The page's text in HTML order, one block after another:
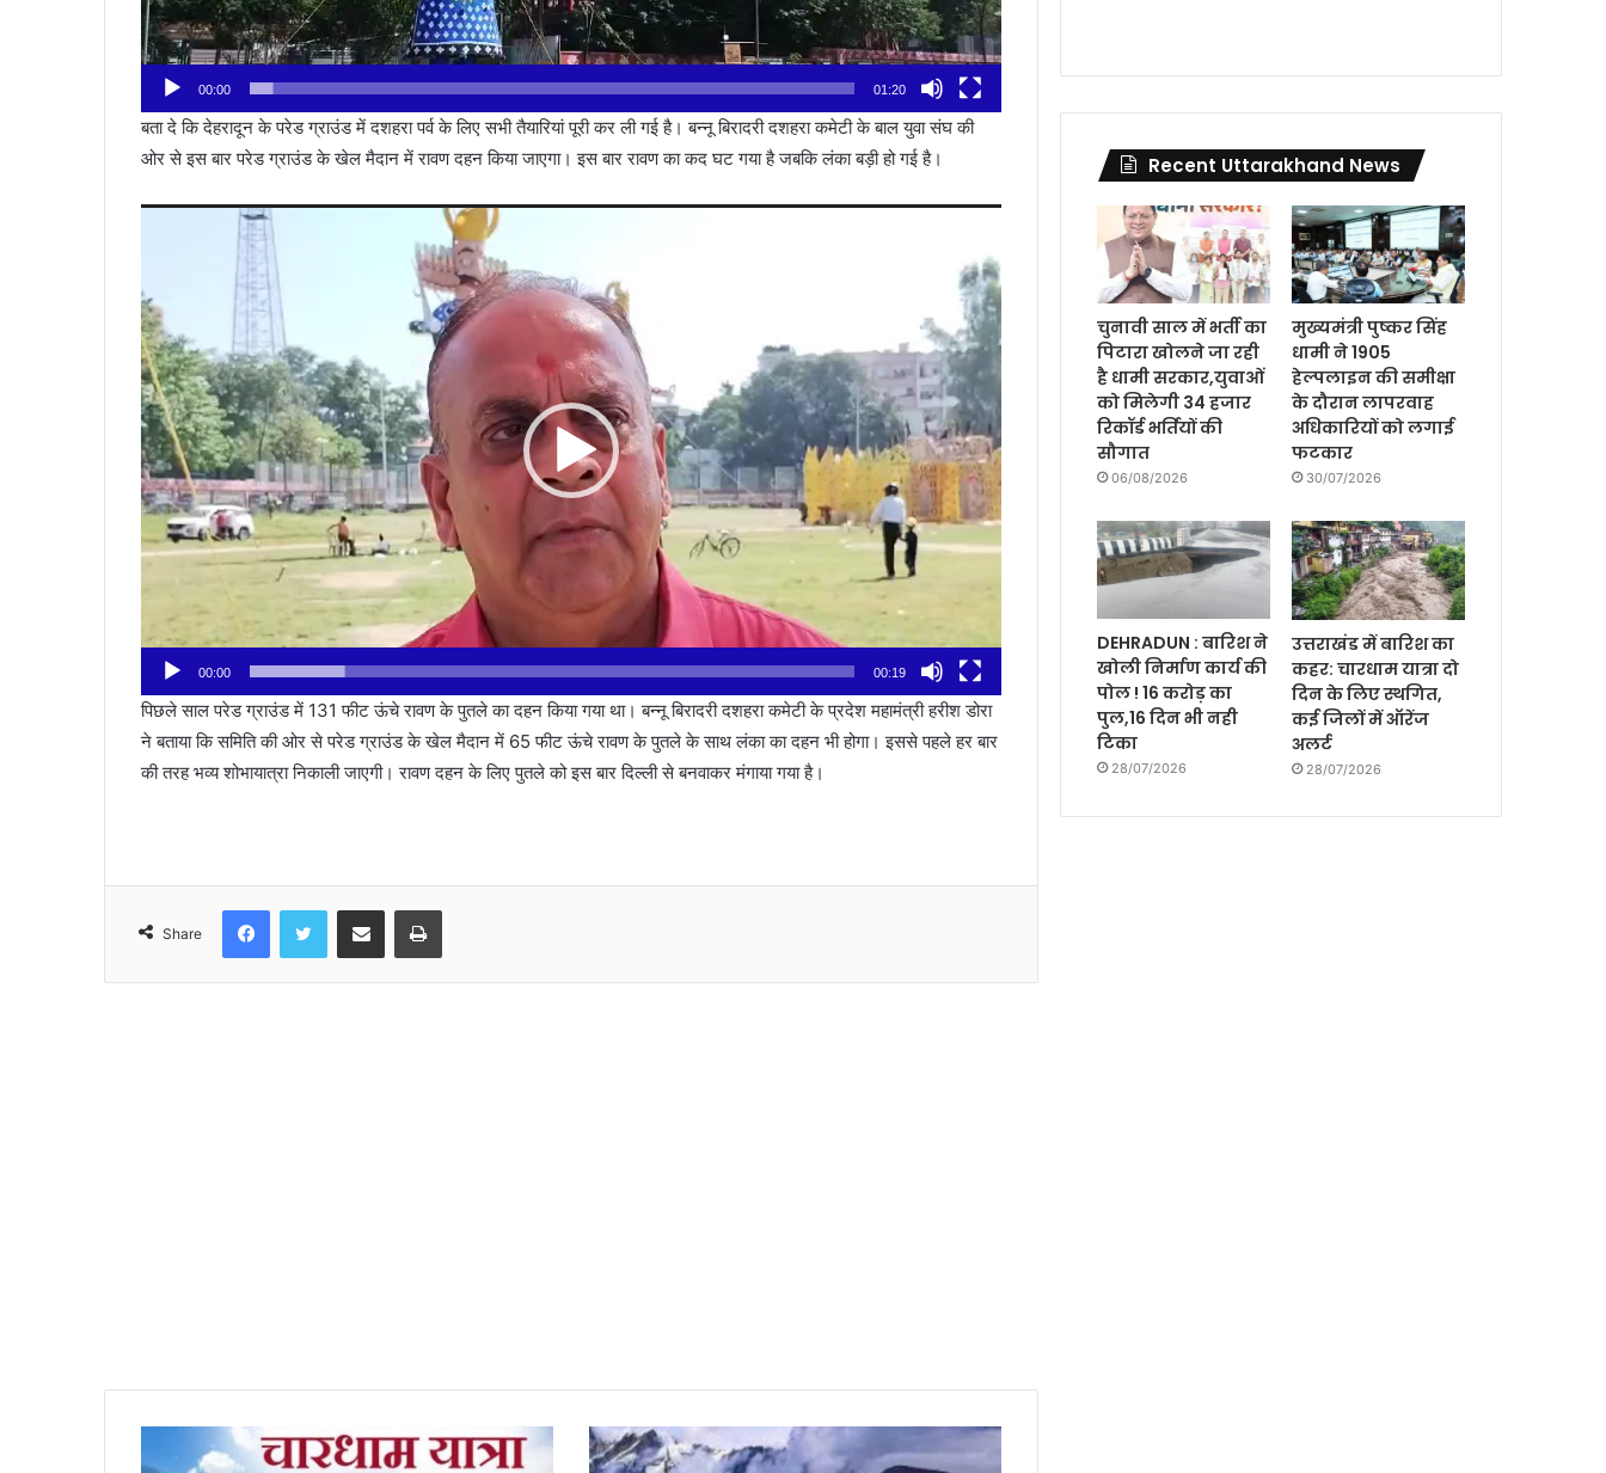
00:00 01:20
बता दे कि देहरादून के परेड ग्राउंड में दशहरा पर्व के लिए सभी तैयारियां पूरी कर ली गई है। बन्नू बिरादरी दशहरा कमेटी के बाल युवा संघ की
ओर से इस बार परेड ग्राउंड के खेल मैदान में रावण दहन किया जाएगा। इस बार रावण का कद घट गया है जबकि लंका बड़ी हो गई है।
00:00 00:19
पिछले साल परेड ग्राउंड में 131 फीट ऊंचे रावण के पुतले का दहन किया गया था। बन्नू बिरादरी दशहरा कमेटी के प्रदेश महामंत्री हरीश डोरा
ने बताया कि समिति की ओर से परेड ग्राउंड के खेल मैदान में 65 फीट ऊंचे रावण के पुतले के साथ लंका का दहन भी होगा। इससे पहले हर बार
की तरह भव्य शोभायात्रा निकाली जाएगी। रावण दहन के लिए पुतले को इस बार दिल्ली से बनवाकर मंगाया गया है।
Share
Recent Uttarakhand News
चुनावी साल में भर्ती का
पिटारा खोलने जा रही
है धामी सरकार,युवाओं
को मिलेगी 34 हजार
रिकॉर्ड भर्तियों की
सौगात
06/08/2026
मुख्यमंत्री पुष्कर सिंह
धामी ने 1905
हेल्पलाइन की समीक्षा
के दौरान लापरवाह
अधिकारियों को लगाई
फटकार
30/07/2026
DEHRADUN : बारिश ने
खोली निर्माण कार्य की
पोल ! 16 करोड़ का
पुल,16 दिन भी नही
टिका
28/07/2026
उत्तराखंड में बारिश का
कहर: चारधाम यात्रा दो
दिन के लिए स्थगित,
कई जिलों में ऑरेंज
अलर्ट
28/07/2026